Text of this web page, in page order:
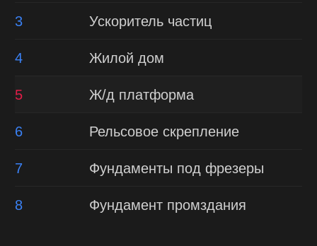
3 Ускоритель частиц
4 Жилой дом
5 Ж/д платформа
6 Рельсовое скрепление
7 Фундаменты под фрезеры
8 Фундамент промздания